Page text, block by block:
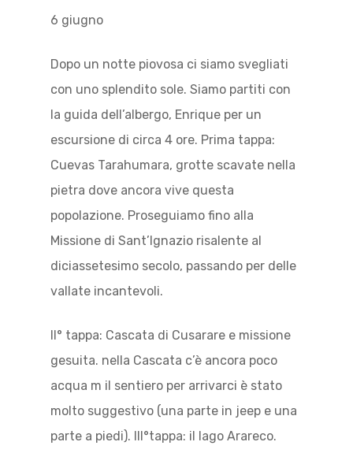
6 giugno
Dopo un notte piovosa ci siamo svegliati
con uno splendito sole. Siamo partiti con
la guida dell’albergo, Enrique per un
escursione di circa 4 ore. Prima tappa:
Cuevas Tarahumara, grotte scavate nella
pietra dove ancora vive questa
popolazione. Proseguiamo fino alla
Missione di Sant’Ignazio risalente al
diciassetesimo secolo, passando per delle
vallate incantevoli.
II° tappa: Cascata di Cusarare e missione
gesuita. nella Cascata c’è ancora poco
acqua m il sentiero per arrivarci è stato
molto suggestivo (una parte in jeep e una
parte a piedi). III°tappa: il lago Arareco.